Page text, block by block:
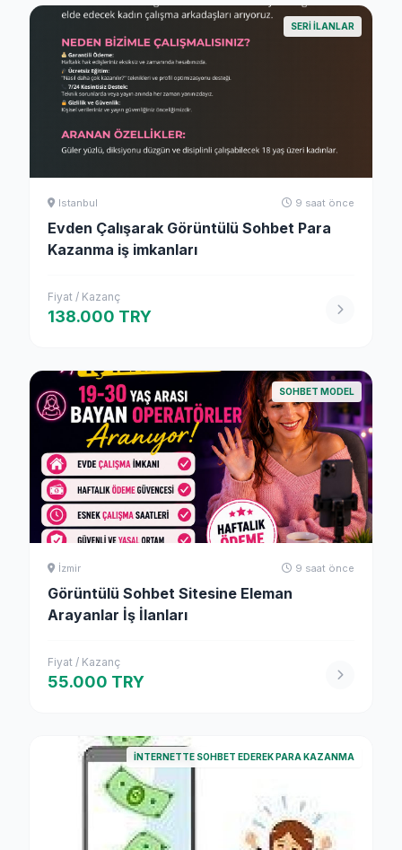
SERI ILANLAR
Istanbul 9 saat önce
Evden Çalışarak Görüntülü Sohbet Para
Kazanma iş imkanları
Fiyat / Kazanç
138.000 TRY
SOHBET MODEL
İzmir 9 saat önce
Görüntülü Sohbet Sitesine Eleman
Arayanlar İş İlanları
Fiyat / Kazanç
55.000 TRY
İNTERNETTE SOHBET EDEREK PARA KAZANMA